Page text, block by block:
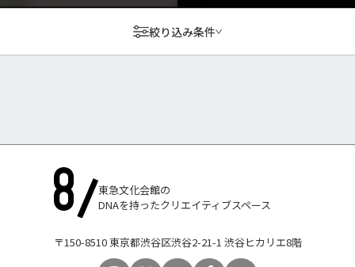
絞り込み条件
東急文化会館の
DNAを持ったクリエイティブスペース
〒150-8510 東京都渋谷区渋谷2-21-1 渋谷ヒカリエ8階